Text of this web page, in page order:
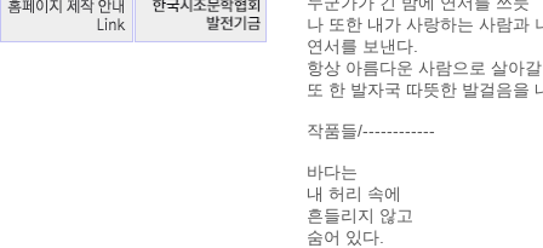
나 또한 내가 사랑하는 사람과
연서를 보낸다.
항상 아름다운 사람으로 살아
또 한 발자국 따뜻한 발걸음을
작품들/------------
바다는
내 허리 속에
흔들리지 않고
숨어 있다.